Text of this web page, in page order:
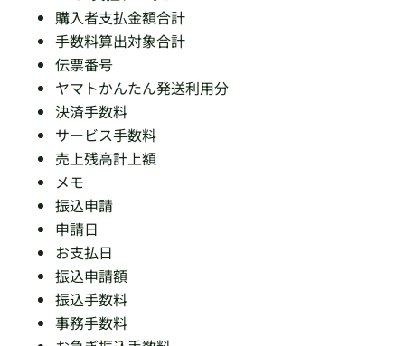
購入者支払金額合計
手数料算出対象合計
伝票番号
ヤマトかんたん発送利用分
決済手数料
サービス手数料
売上残高計上額
メモ
振込申請
申請日
お支払日
振込申請額
振込手数料
事務手数料